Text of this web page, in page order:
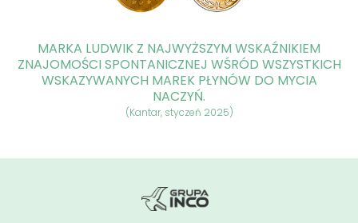
MARKA LUDWIK Z NAJWYŻSZYM WSKAŹNIKIEM
ZNAJOMOŚCI SPONTANICZNEJ WŚRÓD WSZYSTKICH
WSKAZYWANYCH MAREK PŁYNÓW DO MYCIA
NACZYŃ.
(Kantar, styczeń 2025)